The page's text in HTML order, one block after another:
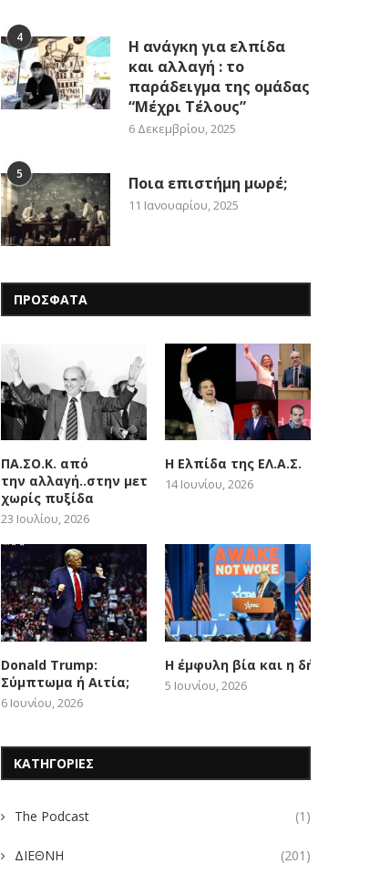
4
Η ανάγκη για ελπίδα
και αλλαγή : το
παράδειγμα της ομάδας
“Μέχρι Τέλους”
6 Δεκεμβρίου, 2025
5 Ποια επιστήμη μωρέ;
11 Ιανουαρίου, 2025
ΠΡΟΣΦΑΤΑ
ΠΑ.ΣΟ.Κ. από
την αλλαγή..στην μετατόπιση
χωρίς πυξίδα
23 Ιουλίου, 2026
Η Ελπίδα της ΕΛ.Α.Σ.
14 Ιουνίου, 2026
Donald Trump:
Σύμπτωμα ή Αιτία;
6 Ιουνίου, 2026
Η έμφυλη βία και η δήθεν woke
5 Ιουνίου, 2026
ΚΑΤΗΓΟΡΙΕΣ
The Podcast (1)
ΔΙΕΘΝΗ (201)